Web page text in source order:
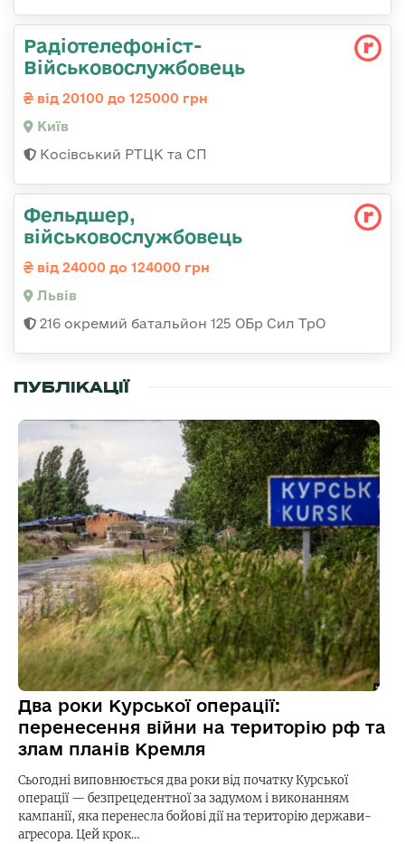
Радіотелефоніст-
Військовослужбовець
від 20100 до 125000 грн
Київ
Косівський РТЦК та СП
Фельдшер,
військовослужбовець
від 24000 до 124000 грн
Львів
216 окремий батальйон 125 ОБр Сил ТрО
ПУБЛІКАЦІЇ
Два роки Курської операції:
перенесення війни на територію рф та
злам планів Кремля
Сьогодні виповнюється два роки від початку Курської
операції — безпрецедентної за задумом і виконанням
кампанії, яка перенесла бойові дії на територію держави-
агресора. Цей крок…